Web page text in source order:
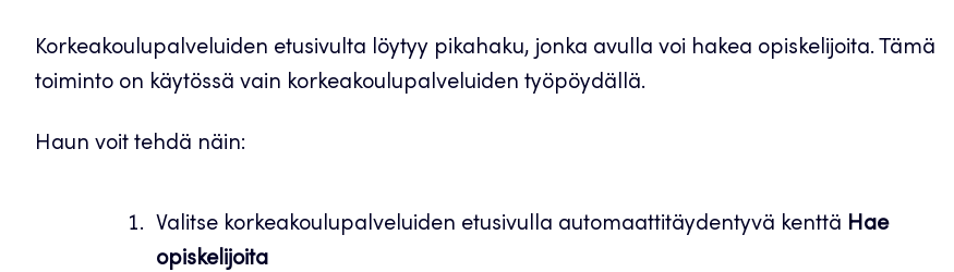
Korkeakoulupalveluiden etusivulta löytyy pikahaku, jonka avulla voi hakea opiskelijoita. Tämä
toiminto on käytössä vain korkeakoulupalveluiden työpöydällä.
Haun voit tehdä näin:
Valitse korkeakoulupalveluiden etusivulla automaattitäydentyvä kenttä Hae
opiskelijoita